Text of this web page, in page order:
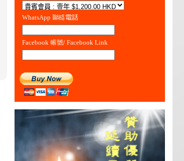
WhatsApp 聯絡電話
Facebook 帳號/ Facebook Link